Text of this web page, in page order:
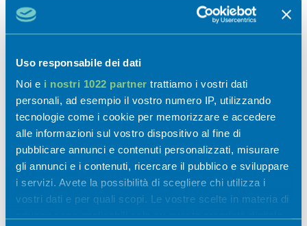
Uso responsabile dei dati
Noi e i nostri 1022 partner trattiamo i vostri dati
personali, ad esempio il vostro numero IP, utilizzando
tecnologie come i cookie per memorizzare e accedere
alle informazioni sul vostro dispositivo al fine di
pubblicare annunci e contenuti personalizzati, misurare
gli annunci e i contenuti, ricercare il pubblico e sviluppare
i servizi. Avete la possibilità di scegliere chi utilizza i
vostri dati e per quali scopi. Le vostre scelte in materia di
Attività